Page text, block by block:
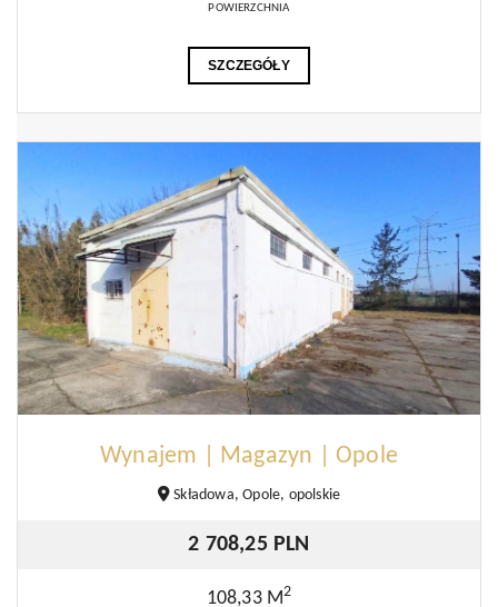
POWIERZCHNIA
SZCZEGÓŁY
Wynajem | Magazyn | Opole
Składowa, Opole, opolskie
2 708,25 PLN
108,33 M2